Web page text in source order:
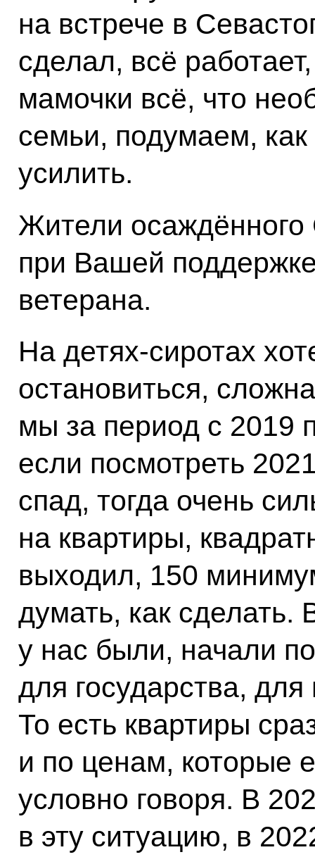
на встрече в
сделал, всё
мамочки всё, что
семьи, подумаем,
усилить.
Жители осаждённого
при Вашей
ветерана.
На детях-сиротах
остановиться,
мы за период с 2019
если посмотреть
спад, тогда очень
на квартиры,
выходил, 150
думать, как сделать.
у нас были, начали
для государства,
То есть квартиры
и по ценам, которые
условно говоря. В
в эту ситуацию, в